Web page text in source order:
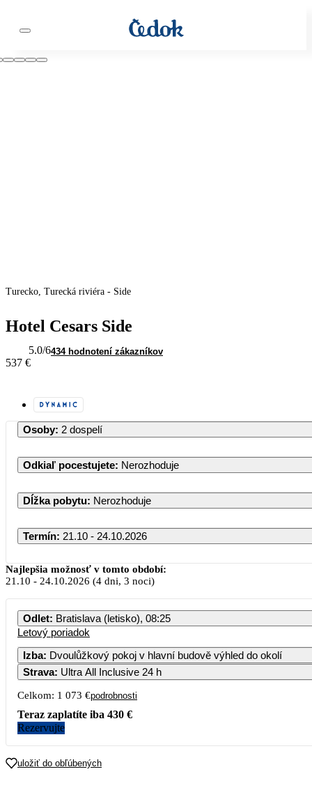
Turecko, Turecká riviéra - Side
Hotel Cesars Side
5.0/6434 hodnotení zákazníkov
537 €
Osoby: 2 dospelí
Odkiaľ pocestujete: Nerozhoduje
Dĺžka pobytu: Nerozhoduje
Termín: 21.10 - 24.10.2026
Október 2026
PO UT ST ŠT PI
623 535
19 20 21 22 23
Najlepšia možnosť v tomto období:
21.10 - 24.10.2026 (4 dni, 3 noci)
Odlet: Bratislava (letisko), 08:25
Letový poriadok
Izba: Dvoulůžkový pokoj v hlavní budově výhled do okolí
Strava: Ultra All Inclusive 24 h
Celkom: 1 073 €podrobnosti
Teraz zaplatíte iba 430 €
Rezervujte
uložiť do obľúbených